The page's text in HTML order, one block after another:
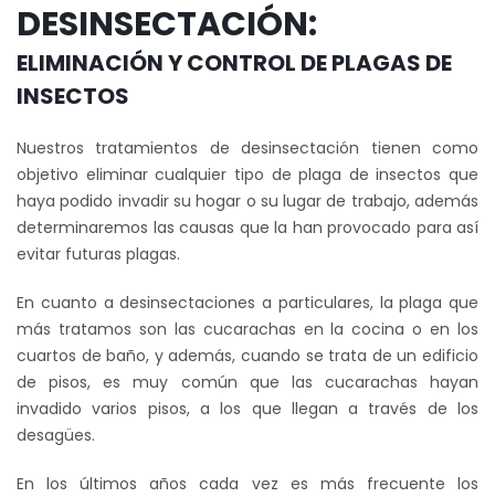
DESINSECTACIÓN:
ELIMINACIÓN Y CONTROL DE PLAGAS DE
INSECTOS
Nuestros tratamientos de desinsectación tienen como
objetivo eliminar cualquier tipo de plaga de insectos que
haya podido invadir su hogar o su lugar de trabajo, además
determinaremos las causas que la han provocado para así
evitar futuras plagas.
En cuanto a desinsectaciones a particulares, la plaga que
más tratamos son las cucarachas en la cocina o en los
cuartos de baño, y además, cuando se trata de un edificio
de pisos, es muy común que las cucarachas hayan
invadido varios pisos, a los que llegan a través de los
desagües.
En los últimos años cada vez es más frecuente los